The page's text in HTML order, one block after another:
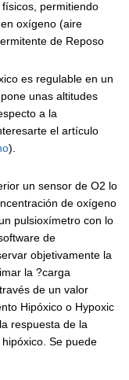
permitiendo
oxígeno (aire
de Reposo
es regulable en un
unas altitudes
a la
el artículo
).
un sensor de O2 lo
de oxígeno
pulsioxímetro con lo
de
objetivamente la
la ?carga
de un valor
Hipóxico o Hypoxic
respuesta de la
Se puede